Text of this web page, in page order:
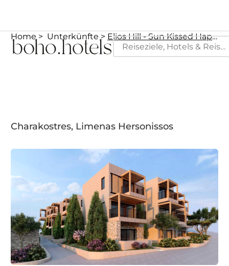
Home Unterkünfte Elios Hill - Sun Kissed Happiness Hotel
Charakostres, Limenas Hersonissos